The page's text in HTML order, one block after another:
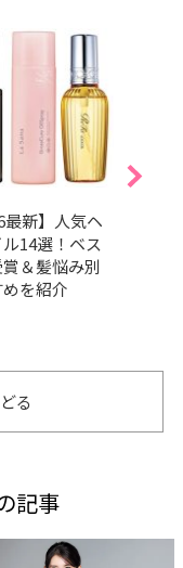
最新】人気ヘ
14選！ベス
＆髪悩み別
を紹介
る
記事